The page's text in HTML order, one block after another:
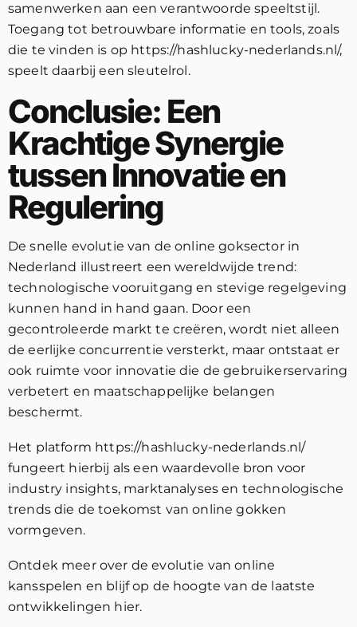
samenwerken aan een verantwoorde speeltstijl.
Toegang tot betrouwbare informatie en tools, zoals
die te vinden is op https://hashlucky-nederlands.nl/,
speelt daarbij een sleutelrol.
Conclusie: Een
Krachtige Synergie
tussen Innovatie en
Regulering
De snelle evolutie van de online goksector in
Nederland illustreert een wereldwijde trend:
technologische vooruitgang en stevige regelgeving
kunnen hand in hand gaan. Door een
gecontroleerde markt te creëren, wordt niet alleen
de eerlijke concurrentie versterkt, maar ontstaat er
ook ruimte voor innovatie die de gebruikerservaring
verbetert en maatschappelijke belangen
beschermt.
Het platform https://hashlucky-nederlands.nl/
fungeert hierbij als een waardevolle bron voor
industry insights, marktanalyses en technologische
trends die de toekomst van online gokken
vormgeven.
Ontdek meer over de evolutie van online
kansspelen en blijf op de hoogte van de laatste
ontwikkelingen hier.